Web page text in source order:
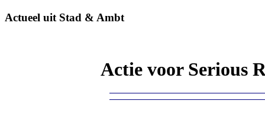
Actueel uit Stad & Ambt
Actie voor Serious